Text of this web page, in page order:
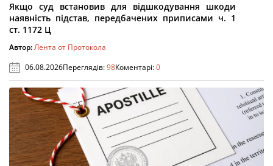
Якщо суд встановив для відшкодування шкоди
наявність підстав, передбачених приписами ч. 1
ст. 1172 Ц
Автор:Лента от Протокола
06.08.2026Переглядів:98Коментарі:0